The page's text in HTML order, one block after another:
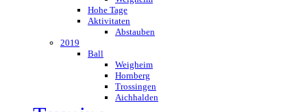
Hohe Tage
Aktivitaten
Abstauben
2019
Ball
Weigheim
Hornberg
Trossingen
Aichhalden